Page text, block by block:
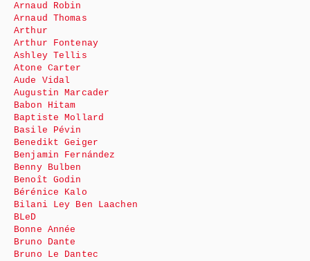
Arnaud Robin
Arnaud Thomas
Arthur
Arthur Fontenay
Ashley Tellis
Atone Carter
Aude Vidal
Augustin Marcader
Babon Hitam
Baptiste Mollard
Basile Pévin
Benedikt Geiger
Benjamin Fernández
Benny Bulben
Benoît Godin
Bérénice Kalo
Bilani Ley Ben Laachen
BLeD
Bonne Année
Bruno Dante
Bruno Le Dantec